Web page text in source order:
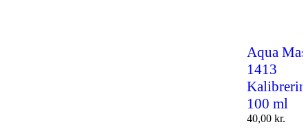
Aqua
1413
100 ml
40,00 kr.